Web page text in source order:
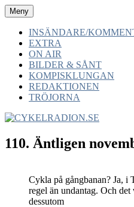
Hoppa
till
innehåll
CYKELRADION.SE
-av cyklister -för cyklister -med
Meny
INSÄNDARE/
EXTRA
ON AIR
BILDER & SÅNT
KOMPISKLUNGAN
REDAKTIONEN
TRÖJORNA
110. Äntligen
Cykla på gångbanan? Ja, i
regel än undantag. Och
dessutom